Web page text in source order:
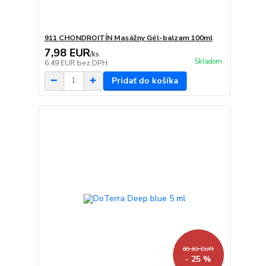
911 CHONDROITÍN Masážny Gél-balzam 100ml
7,98 EUR/ks
6,49 EUR bez DPH Skladom
Pridať do košíka
60,63 EUR
- 25 %